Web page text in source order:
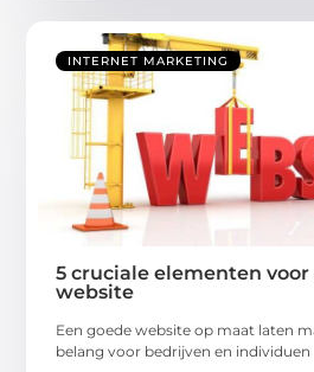
INTERNET MARKETING
5 cruciale elementen voor
website
Een goede website op maat laten
belang voor bedrijven en individuen